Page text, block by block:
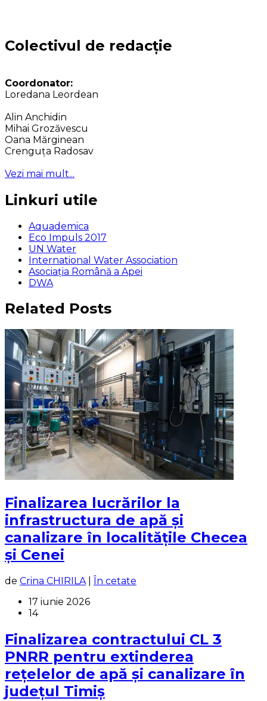
Colectivul de redacție
Coordonator:
Loredana Leordean
Alin Anchidin
Mihai Grozăvescu
Oana Mărginean
Crenguța Radosav
Vezi mai mult...
Linkuri utile
Aquademica
Eco Impuls 2017
UN Water
International Water Association
Asociaţia Română a Apei
DWA
Related Posts
Finalizarea lucrărilor la
infrastructura de apă și
canalizare în localitățile Checea
și Cenei
de Crina CHIRILA|
În cetate
17 iunie 2026
14
Finalizarea contractului CL 3
PNRR pentru extinderea
rețelelor de apă și canalizare în
județul Timiș